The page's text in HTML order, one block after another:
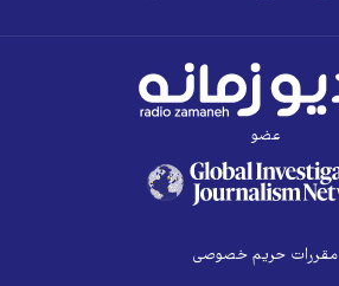
عضو
مقررات حریم خصوصی